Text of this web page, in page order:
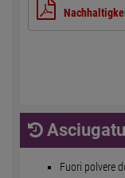
Fuori polvere